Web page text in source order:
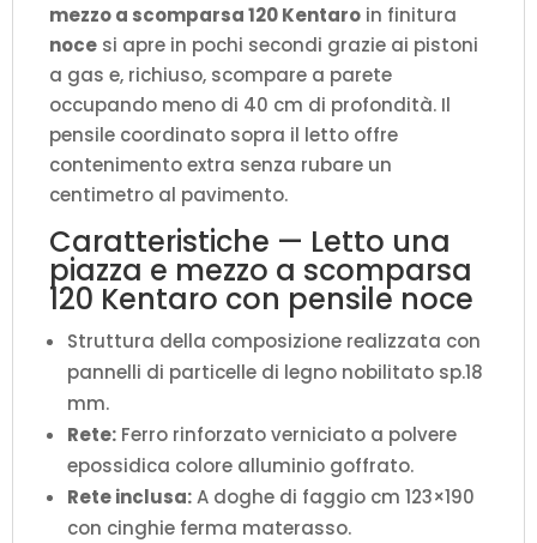
(aperto
P.215
quantità
mezzo a scomparsa 120 Kentaro in finitura
noce si apre in pochi secondi grazie ai pistoni
a gas e, richiuso, scompare a parete
occupando meno di 40 cm di profondità. Il
pensile coordinato sopra il letto offre
contenimento extra senza rubare un
centimetro al pavimento.
Caratteristiche — Letto una
piazza e mezzo a scomparsa
120 Kentaro con pensile noce
Struttura della composizione realizzata con
pannelli di particelle di legno nobilitato sp.18
mm.
Rete: Ferro rinforzato verniciato a polvere
epossidica colore alluminio goffrato.
Rete inclusa:A doghe di faggio cm 123×190
con cinghie ferma materasso.